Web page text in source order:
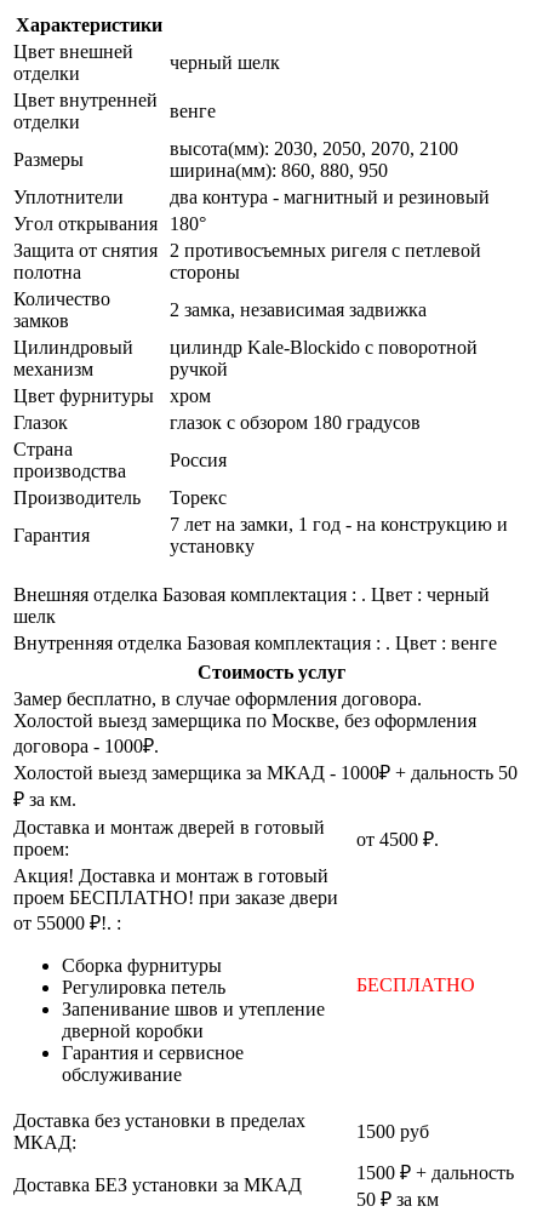
Характеристики
Цвет внешней
отделки
черный шелк
Цвет внутренней
отделки
венге
Размеры
высота(мм): 2030, 2050, 2070, 2100
ширина(мм): 860, 880, 950
Уплотнители
два контура - магнитный и резиновый
Угол открывания
180°
Защита от снятия
полотна
2 противосъемных ригеля с петлевой
стороны
Количество
замков
2 замка, независимая задвижка
Цилиндровый
механизм
цилиндр Kale-Blockido с поворотной
ручкой
Цвет фурнитуры
хром
Глазок
глазок с обзором 180 градусов
Страна
производства
Россия
Производитель
Торекс
Гарантия
7 лет на замки, 1 год - на конструкцию и
установку
Внешняя отделка Базовая комплектация : . Цвет : черный
шелк
Внутренняя отделка Базовая комплектация : . Цвет : венге
Стоимость услуг
Замер бесплатно, в случае оформления договора.
Холостой выезд замерщика по Москве, без оформления
договора - 1000₽.
Холостой выезд замерщика за МКАД - 1000₽ + дальность 50
₽ за км.
Доставка и монтаж дверей в готовый
проем:
от 4500 ₽.
Акция! Доставка и монтаж в готовый
проем БЕСПЛАТНО! при заказе двери
от 55000 ₽!. :
Cборка фурнитуры
Регулировка петель
Запенивание швов и утепление
дверной коробки
Гарантия и сервисное
обслуживание
БЕСПЛАТНО
Доставка без установки в пределах
МКАД:
1500 руб
Доставка БЕЗ установки за МКАД
1500 ₽ + дальность
50 ₽ за км